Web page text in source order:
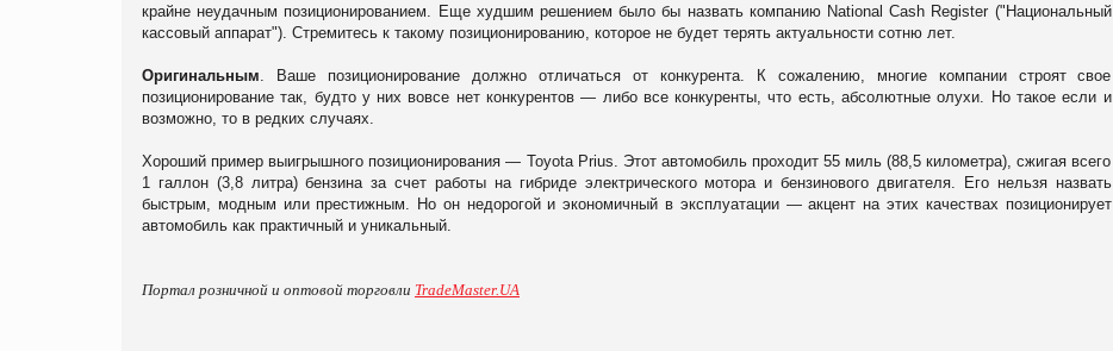
крайне неудачным позиционированием. Еще худшим решением было бы назвать компанию National Cash Register ("Национальный
кассовый аппарат"). Стремитесь к такому позиционированию, которое не будет терять актуальности сотню лет.
Оригинальным . Ваше позиционирование должно отличаться от конкурента. К сожалению, многие компании строят свое
позиционирование так, будто у них вовсе нет конкурентов — либо все конкуренты, что есть, абсолютные олухи. Но такое если и
возможно, то в редких случаях.
Хороший пример выигрышного позиционирования — Toyota Prius. Этот автомобиль проходит 55 миль (88,5 километра), сжигая всего
1 галлон (3,8 литра) бензина за счет работы на гибриде электрического мотора и бензинового двигателя. Его нельзя назвать
быстрым, модным или престижным. Но он недорогой и экономичный в эксплуатации — акцент на этих качествах позиционирует
автомобиль как практичный и уникальный.
Портал розничной и оптовой торговли TradeMaster.UA